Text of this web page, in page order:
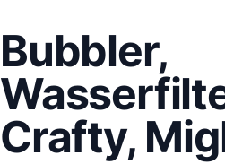
Bubbler,
Crafty,